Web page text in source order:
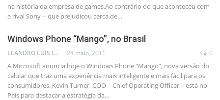
na história da empresa de games.Ao contrário do que aconteceu com
a rival Sony -- que prejudicou cerca de…
Windows Phone “Mango”, no Brasil
LEANDRO LUIS ISOLA 24 maio, 2011 0
A Microsoft anuncia hoje o Windows Phone “Mango”, nova versão do
celular que traz uma experiência mais inteligente e mais fácil para os
consumidores. Kevin Turner, COO – Chief Operating Officer – está no
País para destacar a estratégia da…